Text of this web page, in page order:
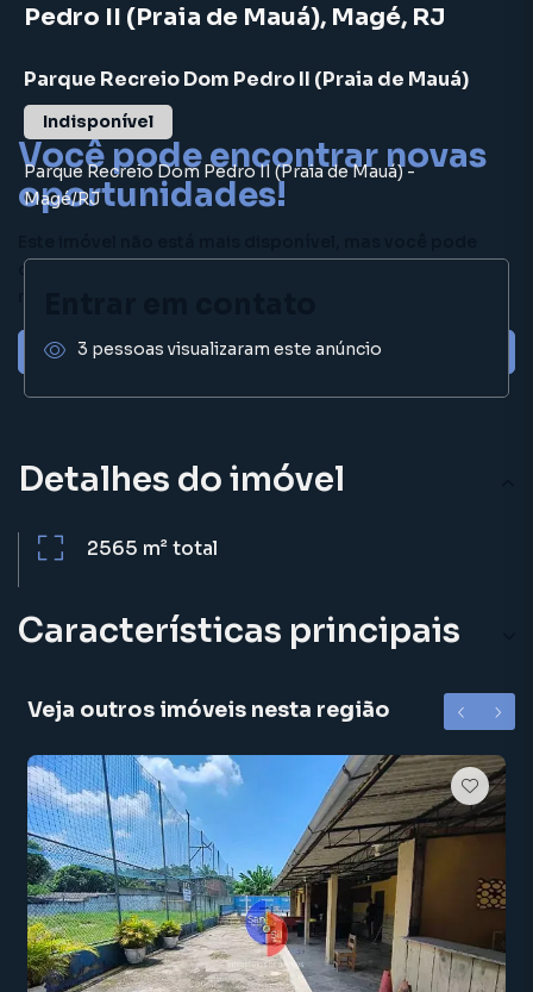
Você pode encontrar novas
oportunidades!
conferir outros em nosso site ou deixar seu contato para
Ver sugestões
Detalhes do imóvel
2565 m²total
Características principais
Veja outros imóveis nesta região
Pedro II (Praia de Mauá), Magé, RJ
Parque Recreio Dom Pedro II (Praia de Mauá)
Indisponível
Parque Recreio Dom Pedro II (Praia de Mauá)-
Magé/RJ
3 pessoas visualizaram este anúncio